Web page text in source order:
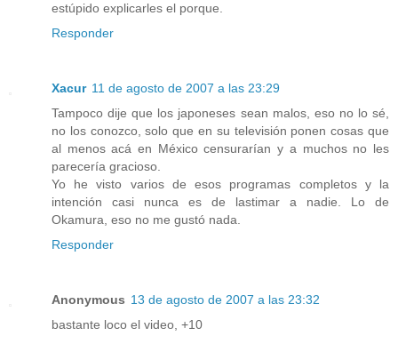
estúpido explicarles el porque.
Responder
Xacur 11 de agosto de 2007 a las 23:29
Tampoco dije que los japoneses sean malos, eso no lo sé,
no los conozco, solo que en su televisión ponen cosas que
al menos acá en México censurarían y a muchos no les
parecería gracioso.
Yo he visto varios de esos programas completos y la
intención casi nunca es de lastimar a nadie. Lo de
Okamura, eso no me gustó nada.
Responder
Anonymous 13 de agosto de 2007 a las 23:32
bastante loco el video, +10